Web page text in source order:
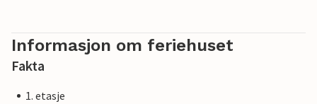
Informasjon om feriehuset
Fakta
1. etasje